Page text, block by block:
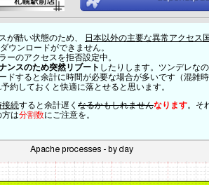
が酷い状態のため、
日本以外の主要な異常アクセス国
ウンロードができません。
ーのアクセスを拒否設定中。
ンスのため突然リブート したりします。ツンデレな
ドすると余計に時間が必要な場合が多いです（混雑時
約しておくと快適に落とせると思います。
接続すると余計遅く なるかもしれませんなります。そ
は分割数にご注意を。